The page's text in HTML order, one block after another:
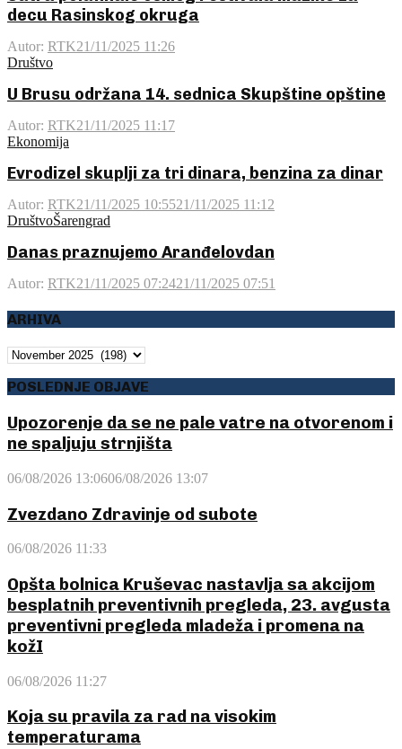
decu Rasinskog okruga
Autor: RTK21/11/2025 11:26
Društvo
U Brusu održana 14. sednica Skupštine opštine
Autor: RTK21/11/2025 11:17
Ekonomija
Evrodizel skuplji za tri dinara, benzina za dinar
Autor: RTK21/11/2025 10:5521/11/2025 11:12
DruštvoŠarengrad
Danas praznujemo Aranđelovdan
Autor: RTK21/11/2025 07:2421/11/2025 07:51
ARHIVA
ARHIVA
POSLEDNJE OBJAVE
Upozorenje da se ne pale vatre na otvorenom i
ne spaljuju strnjišta
06/08/2026 13:0606/08/2026 13:07
Zvezdano Zdravinje od subote
06/08/2026 11:33
Opšta bolnica Kruševac nastavlja sa akcijom
besplatnih preventivnih pregleda, 23. avgusta
preventivni pregleda mladeža i promena na
kožI
06/08/2026 11:27
Koja su pravila za rad na visokim
temperaturama